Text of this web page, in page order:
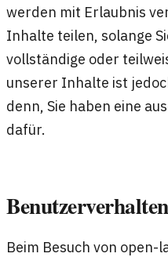
werden mit Erlaubnis
Inhalte teilen, solange
vollständige oder
unserer Inhalte ist
denn, Sie haben eine
dafür.
Benutzerverhalten
Beim Besuch von open-